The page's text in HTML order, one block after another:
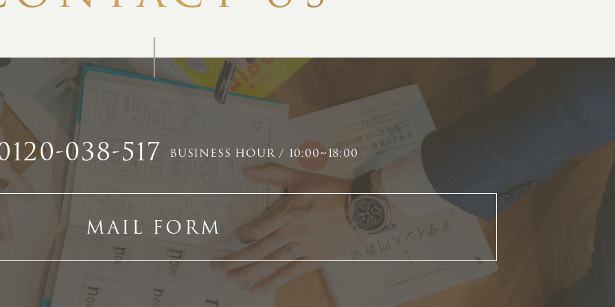
038-517 BUSINESS HOUR / 10:00~18:00
MAIL FORM